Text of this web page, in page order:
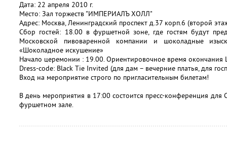
Дата: 22 апреля 2010 г.
Место: Зал торжеств "ИМПЕРИАЛЪ ХОЛЛ"
Адрес: Москва, Ленинградский проспект д.37 корп.6 (второй
Сбор гостей: 18.00 в фуршетной зоне, где гостям будут
Московской пивоваренной компании и шоколадные
«Шоколадное искушение»
Начало церемонии : 19.00. Ориентировочное время
Dress-code: Black Tie Invited (для дам – вечерние платья, для
Вход на мероприятие строго по пригласительным билетам!
В день мероприятия в 17:00 состоится пресс-конференция
фуршетном зале.